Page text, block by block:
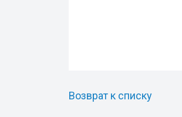
Возврат к списку